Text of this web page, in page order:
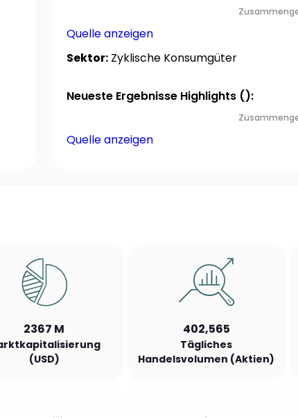
Quelle anzeigen
Sektor: Zyklische Konsumgüter
Neueste Ergebnisse Highlights ():
Quelle anzeigen
2367 M
(USD)
402,565
Tägliches
Handelsvolumen (Aktien)